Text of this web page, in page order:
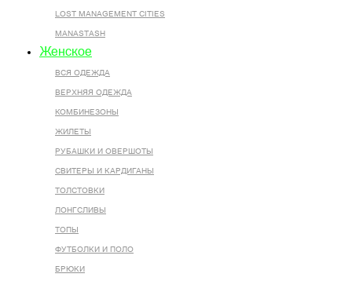
LOST MANAGEMENT CITIES
MANASTASH
Женское
ВСЯ ОДЕЖДА
ВЕРХНЯЯ ОДЕЖДА
КОМБИНЕЗОНЫ
ЖИЛЕТЫ
РУБАШКИ И ОВЕРШОТЫ
СВИТЕРЫ И КАРДИГАНЫ
ТОЛСТОВКИ
ЛОНГСЛИВЫ
ТОПЫ
ФУТБОЛКИ И ПОЛО
БРЮКИ